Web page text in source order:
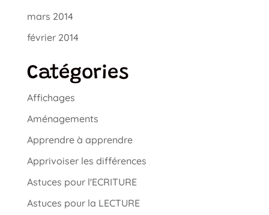
mars 2014
février 2014
Catégories
Affichages
Aménagements
Apprendre à apprendre
Apprivoiser les différences
Astuces pour l'ECRITURE
Astuces pour la LECTURE